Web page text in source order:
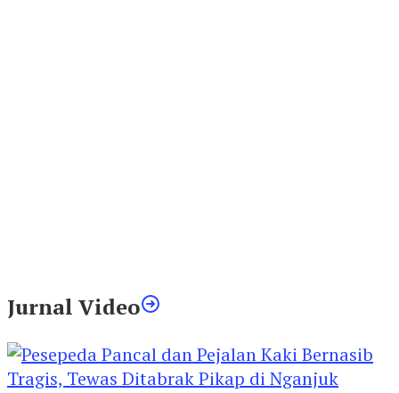
Jurnal Video